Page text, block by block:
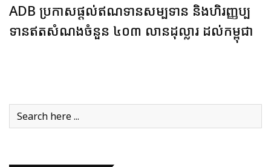
ADB ប្រកាសផ្តល់ឥណទានសម្បទាន និងហិរញ្ញប្ប
ទានឥតសំណងចំនួន ៤០៣ លានដុល្លារ ដល់កម្ពុជា